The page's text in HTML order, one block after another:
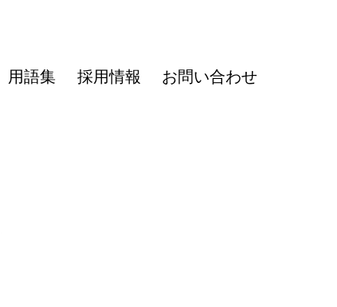
用語集 採用情報 お問い合わせ